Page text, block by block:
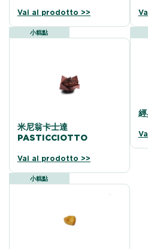
Vai al prodotto >>
小糕點
米尼翁卡士達
PASTICCIOTTO
Vai al prodotto >>
小糕點